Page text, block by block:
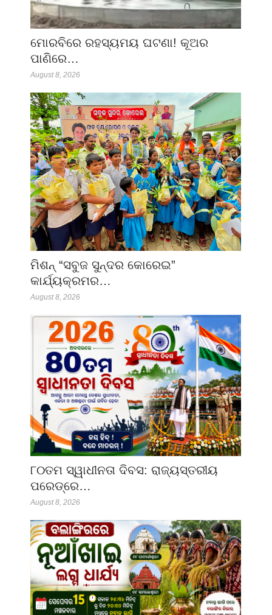
ମୋରବିରେ ରହସ୍ୟମୟ ଘଟଣା! କୂଅର
ପାଣିରେ…
August 8, 2026
ମିଶନ୍ “ସବୁଜ ସୁନ୍ଦର କୋରେଇ”
କାର୍ଯ୍ୟକ୍ରମର…
August 8, 2026
୮୦ତମ ସ୍ୱାଧୀନତା ଦିବସ: ରାଜ୍ୟସ୍ତରୀୟ
ପରେଡ୍‌ରେ…
August 8, 2026